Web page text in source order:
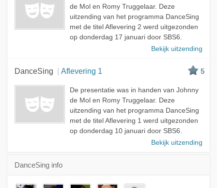
de Mol en Romy Truggelaar. Deze
uitzending van het programma DanceSing
met de titel Aflevering 2 werd uitgezonden
op donderdag 17 januari door SBS6.
Bekijk uitzending
DanceSing Aflevering 1 5
De presentatie was in handen van Johnny
de Mol en Romy Truggelaar. Deze
uitzending van het programma DanceSing
met de titel Aflevering 1 werd uitgezonden
op donderdag 10 januari door SBS6.
Bekijk uitzending
DanceSing info